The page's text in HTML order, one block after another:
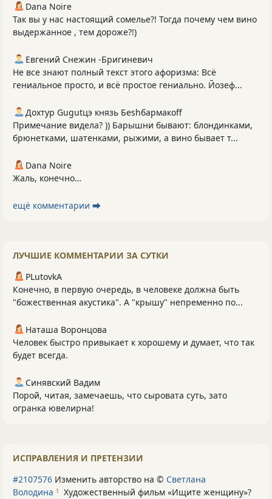
Dana Noire
Так вы у нас настоящий сомелье?! Тогда почему чем вино
выдержанное , тем дороже?!)
Евгений Снежин -Бригиневич
Не все знают полный текст этого афоризма: Всё
гениальное просто, и всё простое гениально. Йозеф...
Дохтур Gugutцэ князь Беshбармакоff
Примечание видела? )) Барышни бывают: блондинками,
брюнетками, шатенками, рыжими, а вино бывает т...
Dana Noire
Жаль, конечно…
ещё комментарии ⮕
ЛУЧШИЕ КОММЕНТАРИИ ЗА СУТКИ
PLutоvkА
Конечно, в первую очередь, в человеке должна быть
"божественная акустика". А "крышу" непременно по...
Наташа Воронцова
Человек быстро привыкает к хорошему и думает, что так
будет всегда.
Синявский Вадим
Порой, читая, замечаешь, что сыровата суть, зато
огранка ювелирна!
ИСПРАВЛЕНИЯ И ПРЕТЕНЗИИ
#2107576 Изменить авторство на © Светлана
Володина 1 Художественный фильм «Ищите женщину»?